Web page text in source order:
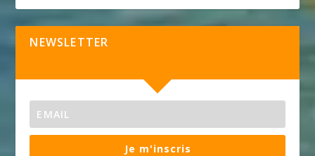
NEWSLETTER
Je m'inscris